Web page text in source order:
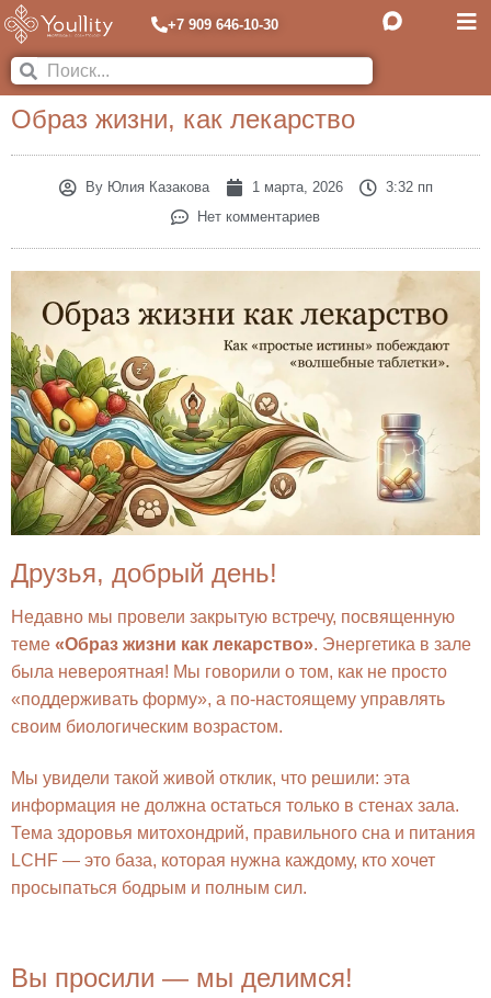
+7 909 646-10-30
Образ жизни, как лекарство
ByЮлия Казакова 1 марта, 2026
3:32 пп
Нет комментариев
Друзья, добрый день!
Недавно мы провели закрытую встречу, посвященную
теме «Образ жизни как лекарство». Энергетика в зале
была невероятная! Мы говорили о том, как не просто
«поддерживать форму», а по-настоящему управлять
своим биологическим возрастом.
Мы увидели такой живой отклик, что решили: эта
информация не должна остаться только в стенах зала.
Тема здоровья митохондрий, правильного сна и питания
LCHF — это база, которая нужна каждому, кто хочет
просыпаться бодрым и полным сил.
Вы просили — мы делимся!